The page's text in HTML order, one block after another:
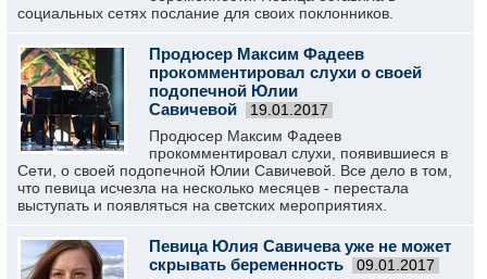
социальных сетях послание для своих поклонников.
Продюсер Максим Фадеев
прокомментировал слухи о своей
подопечной Юлии
Савичевой
19.01.2017
Продюсер Максим Фадеев
прокомментировал слухи, появившиеся в
Сети, о своей подопечной Юлии Савичевой. Все дело в том,
что певица исчезла на несколько месяцев - перестала
выступать и появляться на светских мероприятиях.
Певица Юлия Савичева уже не может
скрывать беременность
09.01.2017